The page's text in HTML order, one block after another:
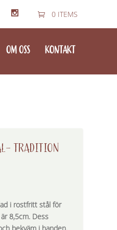
0 ITEMS
OM OSS KONTAKT
TRADITION
i rostfritt stål för
8,5cm. Dess